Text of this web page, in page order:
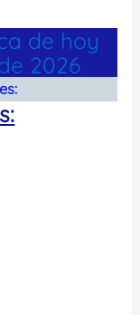
de hoy
2026